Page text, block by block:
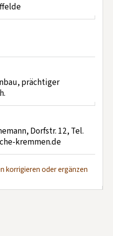
prächtiger
Dorfstr. 12, Tel.
kremmen.de
korrigieren oder ergänzen